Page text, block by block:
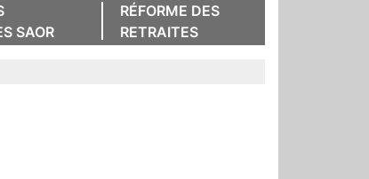
SAOR
RÉFORME DES
RETRAITES